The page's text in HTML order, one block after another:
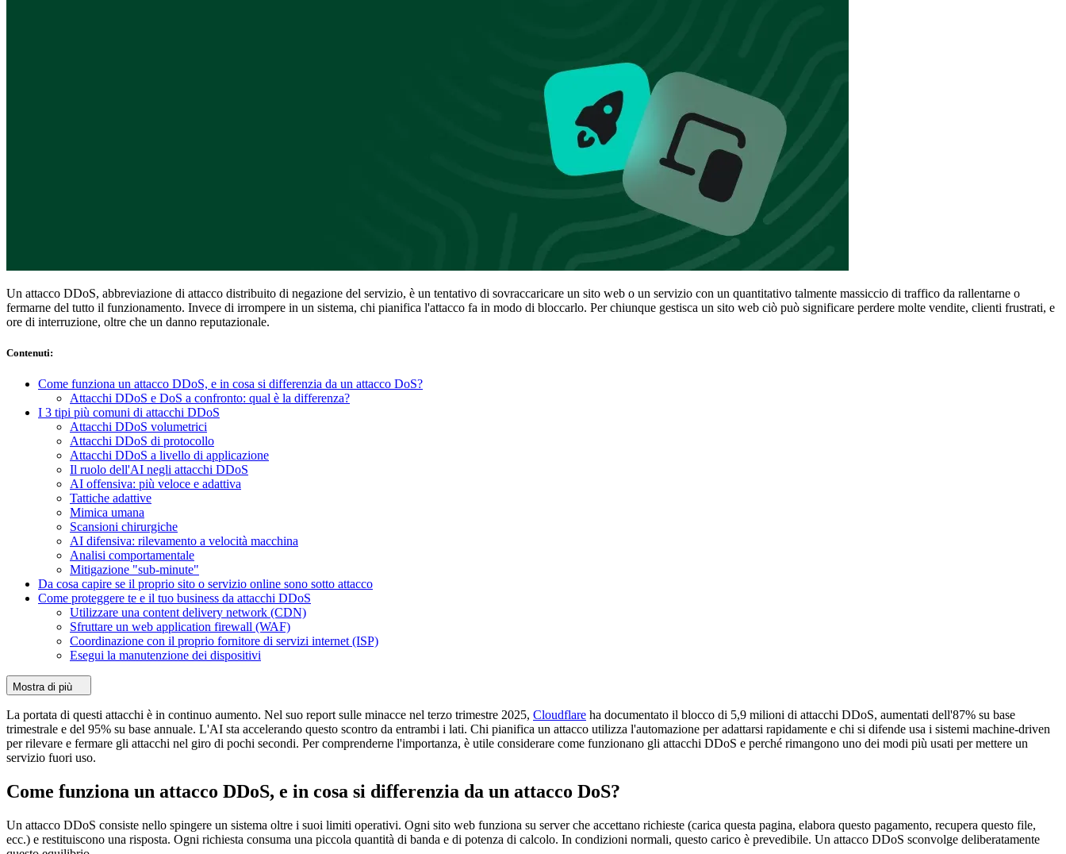
Un attacco DDoS, abbreviazione di attacco distribuito di negazione del servizio, è un tentativo di sovraccaricare un sito web o un servizio con un quantitativo talmente massiccio di traffico da rallentarne o
fermarne del tutto il funzionamento. Invece di irrompere in un sistema, chi pianifica l'attacco fa in modo di bloccarlo. Per chiunque gestisca un sito web ciò può significare perdere molte vendite, clienti frustrati, e
ore di interruzione, oltre che un danno reputazionale.
Contenuti:
Come funziona un attacco DDoS, e in cosa si differenzia da un attacco DoS?
Attacchi DDoS e DoS a confronto: qual è la differenza?
I 3 tipi più comuni di attacchi DDoS
Attacchi DDoS volumetrici
Attacchi DDoS di protocollo
Attacchi DDoS a livello di applicazione
Il ruolo dell'AI negli attacchi DDoS
AI offensiva: più veloce e adattiva
Tattiche adattive
Mimica umana
Scansioni chirurgiche
AI difensiva: rilevamento a velocità macchina
Analisi comportamentale
Mitigazione "sub-minute"
Da cosa capire se il proprio sito o servizio online sono sotto attacco
Come proteggere te e il tuo business da attacchi DDoS
Utilizzare una content delivery network (CDN)
Sfruttare un web application firewall (WAF)
Coordinazione con il proprio fornitore di servizi internet (ISP)
Esegui la manutenzione dei dispositivi
Mostra di più
La portata di questi attacchi è in continuo aumento. Nel suo report sulle minacce nel terzo trimestre 2025, Cloudflare ha documentato il blocco di 5,9 milioni di attacchi DDoS, aumentati dell'87% su base
trimestrale e del 95% su base annuale. L'AI sta accelerando questo scontro da entrambi i lati. Chi pianifica un attacco utilizza l'automazione per adattarsi rapidamente e chi si difende usa i sistemi machine-driven
per rilevare e fermare gli attacchi nel giro di pochi secondi. Per comprenderne l'importanza, è utile considerare come funzionano gli attacchi DDoS e perché rimangono uno dei modi più usati per mettere un
servizio fuori uso.
Come funziona un attacco DDoS, e in cosa si differenzia da un attacco DoS?
Un attacco DDoS consiste nello spingere un sistema oltre i suoi limiti operativi. Ogni sito web funziona su server che accettano richieste (carica questa pagina, elabora questo pagamento, recupera questo file,
ecc.) e restituiscono una risposta. Ogni richiesta consuma una piccola quantità di banda e di potenza di calcolo. In condizioni normali, questo carico è prevedibile. Un attacco DDoS sconvolge deliberatamente